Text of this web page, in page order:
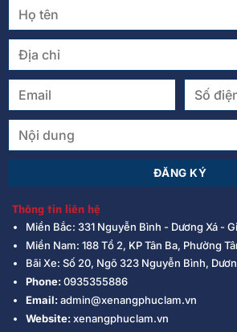
Thông tin liên hệ
Miền Bắc: 331 Nguyễn Bình - Dương Xá -
Miền Nam: 188 Tổ 2, KP Tân Ba, Phường
Bãi Xe: Số 20, Ngõ 323 Nguyễn Bình,
Phone:0935355886
Email:admin@xenangphuclam.vn
Website:xenangphuclam.vn